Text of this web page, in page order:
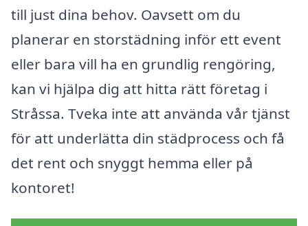
till just dina behov. Oavsett om du
planerar en storstädning inför ett event
eller bara vill ha en grundlig rengöring,
kan vi hjälpa dig att hitta rätt företag i
Stråssa. Tveka inte att använda vår tjänst
för att underlätta din städprocess och få
det rent och snyggt hemma eller på
kontoret!